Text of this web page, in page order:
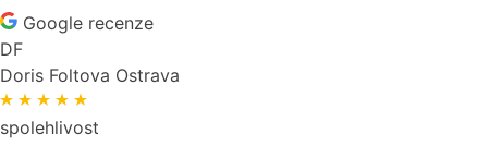
Google recenze
DF
Doris Foltova Ostrava
spolehlivost